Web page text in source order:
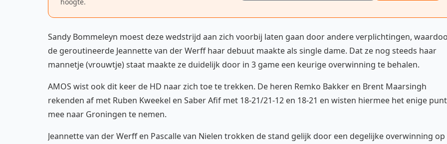
Sandy Bommeleyn moest deze wedstrijd aan zich voorbij laten gaan door andere verplichtingen,
de geroutineerde Jeannette van der Werff haar debuut maakte als single dame. Dat ze nog steeds haar
mannetje (vrouwtje) staat maakte ze duidelijk door in 3 game een keurige overwinning te behalen.
AMOS wist ook dit keer de HD naar zich toe te trekken. De heren Remko Bakker en Brent Maarsingh
rekenden af met Ruben Kweekel en Saber Afif met 18-21/21-12 en 18-21 en wisten hiermee het enige punt
mee naar Groningen te nemen.
Jeannette van der Werff en Pascalle van Nielen trokken de stand gelijk door een degelijke overwinning op